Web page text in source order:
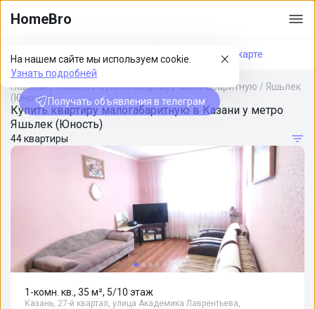
HomeBro
На нашем сайте мы используем cookie.
Узнать подробней
Получать объявления в телеграм
Фильтры На карте
Главная/Казань/Купить квартиру малогабаритную / Яшьлек
(Юность)
Купить квартиру малогабаритную в Казани у метро
Яшьлек (Юность)
44 квартиры
1-комн. кв., 35 м², 5/10 этаж
Казань, 27-й квартал, улица Академика Лаврентьева,